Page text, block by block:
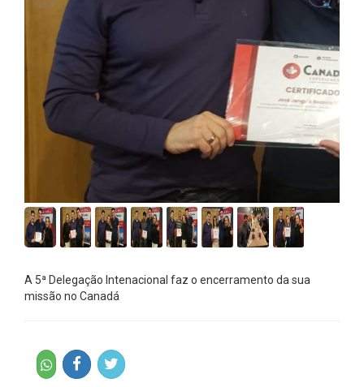
A 5ª Delegação Intenacional faz o encerramento da sua
missão no Canadá